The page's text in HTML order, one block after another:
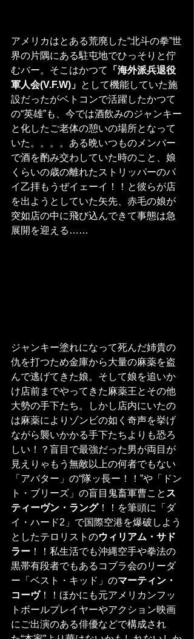
アメリカはとある荒廃した“北斗の拳”世
界の片隅にある駐屯地でひっそりと佇
むバー。そこはかつて
「海外派兵退役
軍人会(V.F.W)」 として機能していた施
設だったがベトコンで活躍したかつて
の“英雄”も、今では酒飲みのジャンキー
と化したご老体の憩いの場所となって
いた。。。。ある晩いつものメンバー
で酒を酌み交わしていた時のこと、娘
くらいの歳の離れたストリッパーのパ
イ乙拝もうぜイェーイ！！と彼らが店
を出ようとしていた矢先、赤毛の娘が
突如店の中に飛び込んできて事態は急
展開を迎える……
ジャンキー塗れになって死んだ姉貴の
仇を打つため金庫から大量の麻薬を盗
んで逃げてきた娘。そして娘を追いか
け店前までやってきた麻薬王とその他
大勢の手下たち。しかし店内にいたの
は麻薬によりゾンビの如く奇声を挙げ
ながら襲いかかる手下たちよりも恐ろ
しい！？盲目で最強だった男が両目が
見えりゃもう無敵以上の何者でもない
「アバター」の“隊ッ長ー！！”や「ドン
ト・ブリーズ」の盲目鬼畜軍曹こと ス
ティーヴン・ラング！！を筆頭に「ダ
イ・ハード2」で国際空港を爆破しよう
としたテロリストのウィリアム・サド
ラー ！！私生活でも沖縄空手や拳法の
黒帯有段者でもあるコブラ会のリーダ
ー「ベスト・キッド」のマーティン・
コーヴ！！ほかにも元アメリカンフッ
トボールプレイヤーやアクション映画
にご出演のある俳優などで構成され